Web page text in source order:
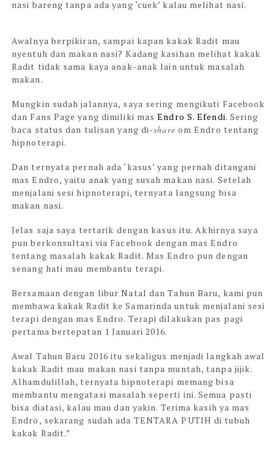
nasi bareng tanpa ada yang ‘cuek’ kalau melihat nasi.
Awalnya berpikiran, sampai kapan kakak Radit mau
nyentuh dan makan nasi? Kadang kasihan melihat kakak
Radit tidak sama kaya anak-anak lain untuk masalah
makan.
Mungkin sudah jalannya, saya sering mengikuti Facebook
dan Fans Page yang dimiliki mas Endro S. Efendi. Sering
baca status dan tulisan yang di-share om Endro tentang
hipnoterapi.
Dan ternyata pernah ada ‘kasus’ yang pernah ditangani
mas Endro, yaitu anak yang susah makan nasi. Setelah
menjalani sesi hipnoterapi, ternyata langsung bisa
makan nasi.
Jelas saja saya tertarik dengan kasus itu. Akhirnya saya
pun berkonsultasi via Facebook dengan mas Endro
tentang masalah kakak Radit. Mas Endro pun dengan
senang hati mau membantu terapi.
Bersamaan dengan libur Natal dan Tahun Baru, kami pun
membawa kakak Radit ke Samarinda untuk menjalani sesi
terapi dengan mas Endro. Terapi dilakukan pas pagi
pertama bertepatan 1 Januari 2016.
Awal Tahun Baru 2016 itu sekaligus menjadi langkah awal
kakak Radit mau makan nasi tanpa muntah, tanpa jijik.
Alhamdulillah, ternyata hipnoterapi memang bisa
membantu mengatasi masalah seperti ini. Semua pasti
bisa diatasi, kalau mau dan yakin. Terima kasih ya mas
Endro, sekarang sudah ada TENTARA PUTIH di tubuh
kakak Radit.”